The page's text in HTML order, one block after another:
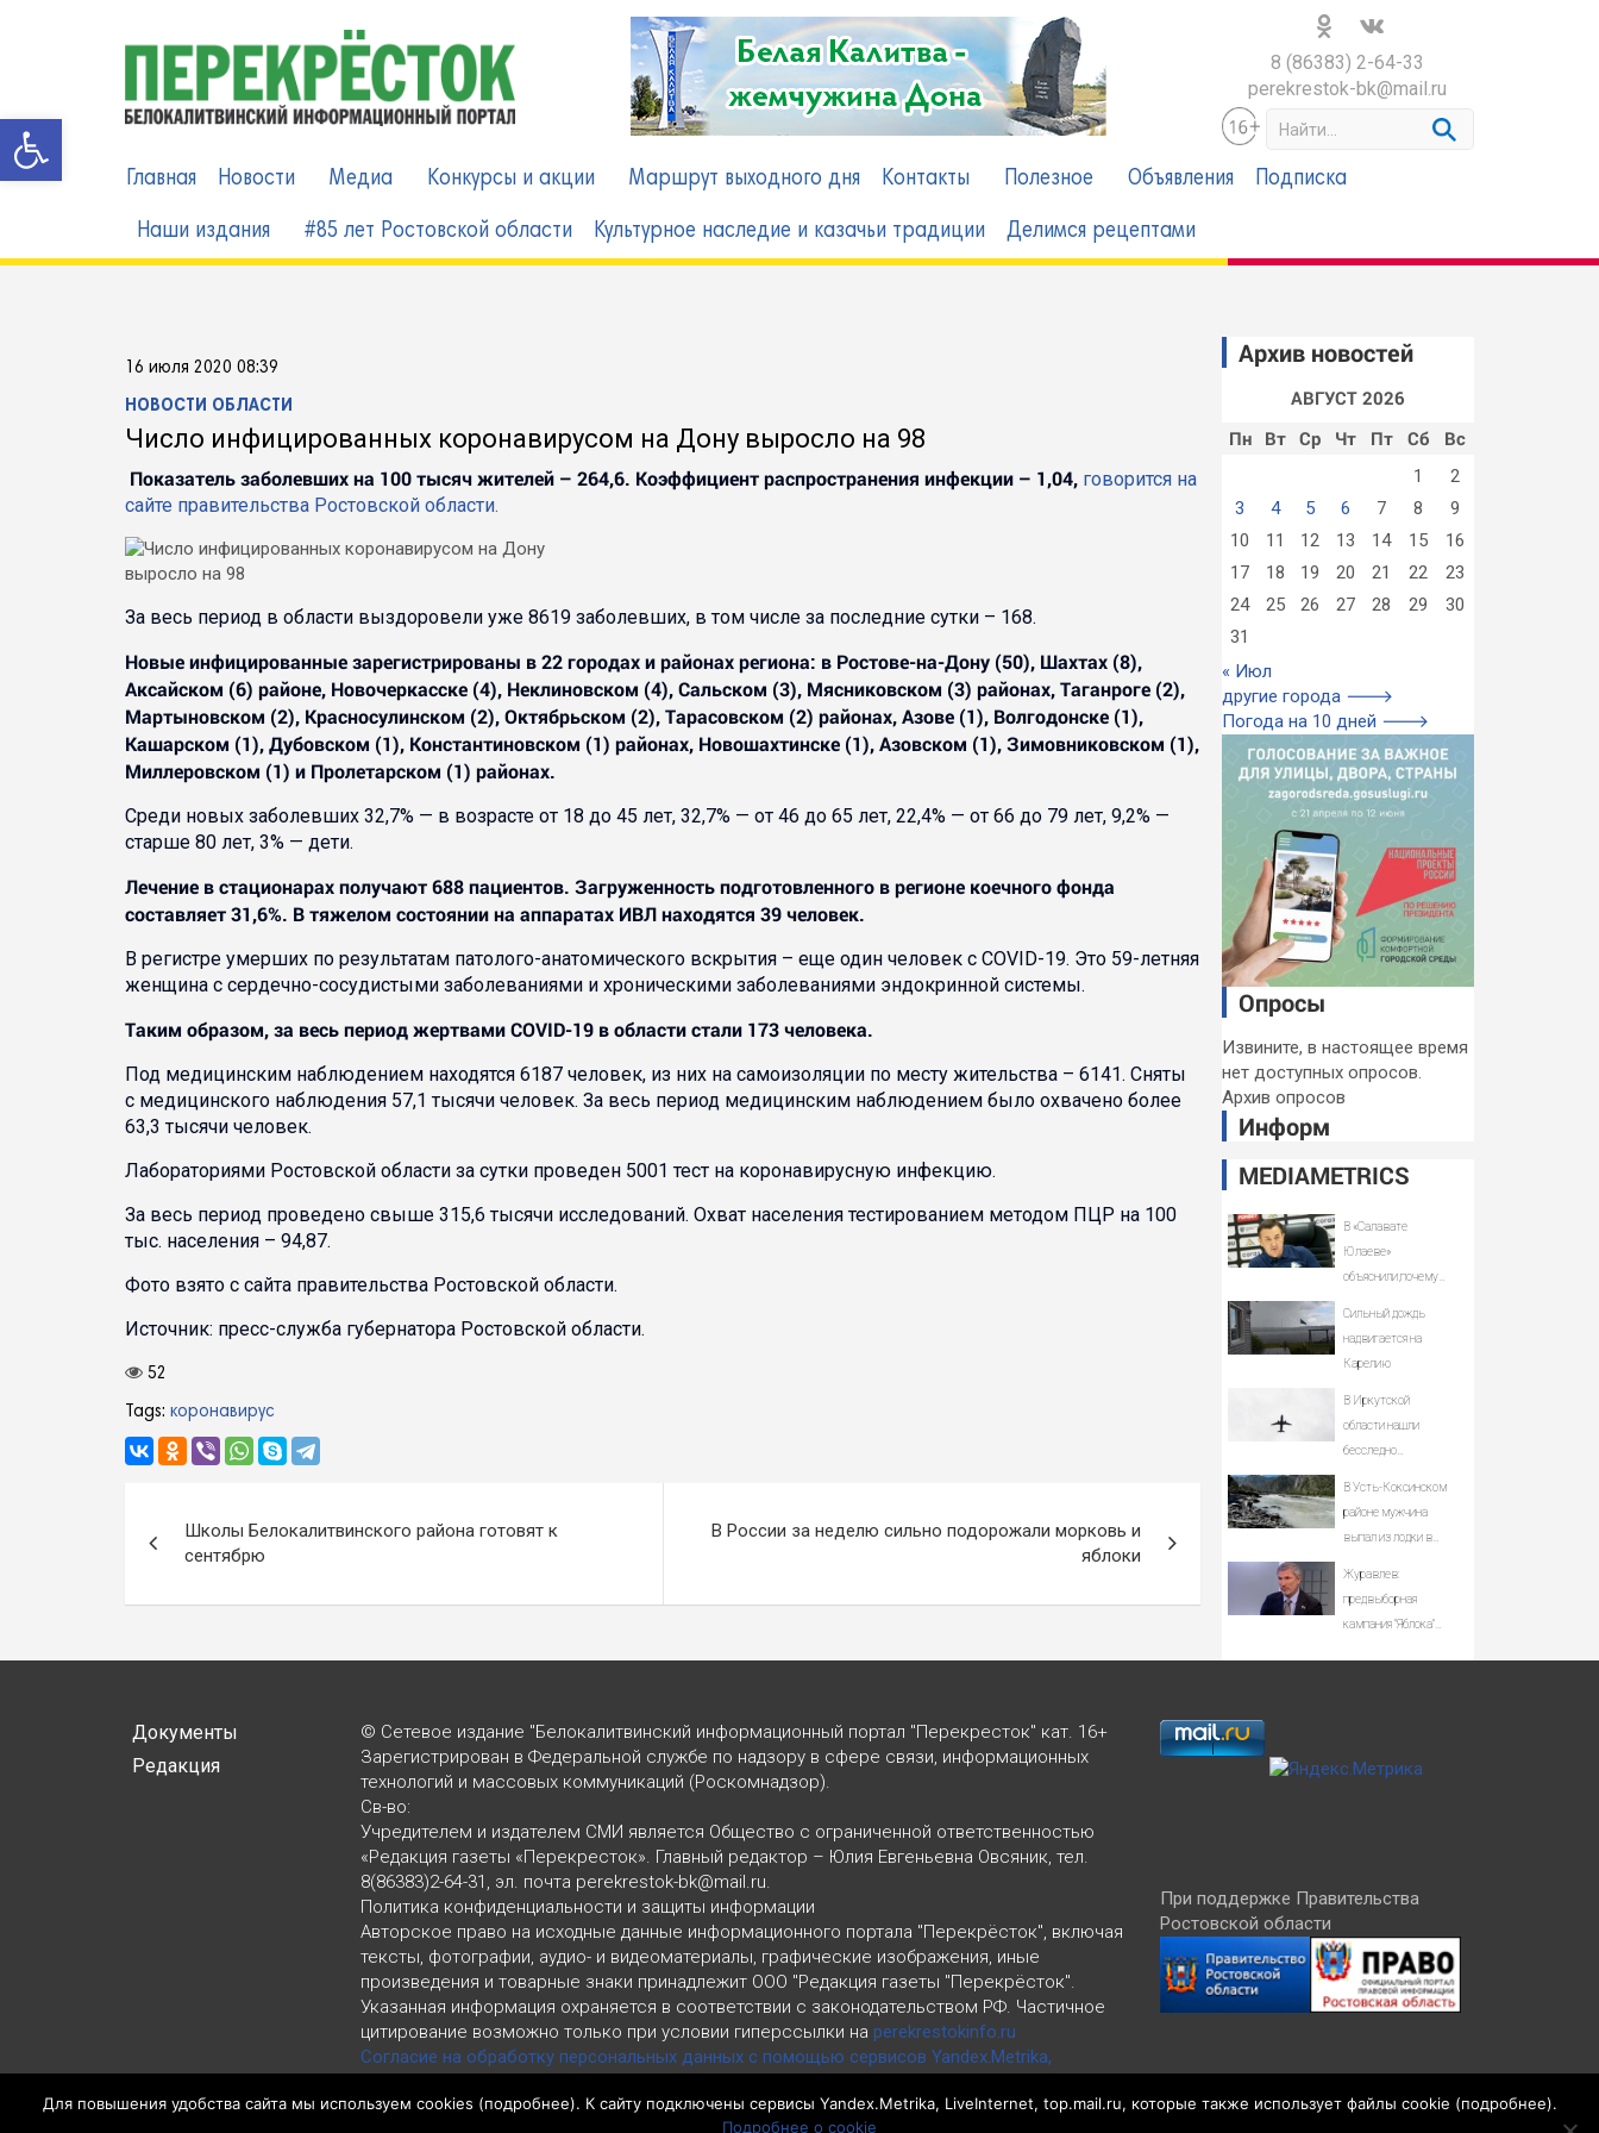
8 (86383) 2-64-33
perekrestok-bk@mail.ru
a
Главная Новости Медиа Конкурсы и акции Маршрут выходного дня Контакты Полезное Объявления Подписка
Наши издания #85 лет Ростовской области Культурное наследие и казачьи традиции Делимся рецептами
16 июля 2020 08:39
НОВОСТИ ОБЛАСТИ
Число инфицированных коронавирусом на Дону выросло на 98
Показатель заболевших на 100 тысяч жителей – 264,6. Коэффициент распространения инфекции – 1,04, говорится на
сайте правительства Ростовской области.
За весь период в области выздоровели уже 8619 заболевших, в том числе за последние сутки – 168.
Новые инфицированные зарегистрированы в 22 городах и районах региона: в Ростове-на-Дону (50), Шахтах (8),
Аксайском (6) районе, Новочеркасске (4), Неклиновском (4), Сальском (3), Мясниковском (3) районах, Таганроге (2),
Мартыновском (2), Красносулинском (2), Октябрьском (2), Тарасовском (2) районах, Азове (1), Волгодонске (1),
Кашарском (1), Дубовском (1), Константиновском (1) районах, Новошахтинске (1), Азовском (1), Зимовниковском (1),
Миллеровском (1) и Пролетарском (1) районах.
Среди новых заболевших 32,7% — в возрасте от 18 до 45 лет, 32,7% — от 46 до 65 лет, 22,4% — от 66 до 79 лет, 9,2% —
старше 80 лет, 3% — дети.
Лечение в стационарах получают 688 пациентов. Загруженность подготовленного в регионе коечного фонда
составляет 31,6%. В тяжелом состоянии на аппаратах ИВЛ находятся 39 человек.
В регистре умерших по результатам патолого-анатомического вскрытия – еще один человек с COVID-19. Это 59-летняя
женщина с сердечно-сосудистыми заболеваниями и хроническими заболеваниями эндокринной системы.
Таким образом, за весь период жертвами COVID-19 в области стали 173 человека.
Под медицинским наблюдением находятся 6187 человек, из них на самоизоляции по месту жительства – 6141. Сняты
с медицинского наблюдения 57,1 тысячи человек. За весь период медицинским наблюдением было охвачено более
63,3 тысячи человек.
Лабораториями Ростовской области за сутки проведен 5001 тест на коронавирусную инфекцию.
За весь период проведено свыше 315,6 тысячи исследований. Охват населения тестированием методом ПЦР на 100
тыс. населения – 94,87.
Фото взято с сайта правительства Ростовской области.
Источник: пресс-служба губернатора Ростовской области.
52
Tags: коронавирус
по
записям
Школы Белокалитвинского района готовят к
сентябрю
В России за неделю сильно подорожали морковь и
яблоки
Архив новостей
АВГУСТ 2026
Пн
Вт Ср Чт Пт Сб Вс
1
2
3
4 5 6 7 8
9
10
11 12 13 14 15
16
17
18 19 20 21 22
23
24
25 26 27 28 29
30
31
« Июл
другие города 🡒
Погода на 10 дней 🡒
Опросы
Извините, в настоящее время
нет доступных опросов.
Архив опросов
Информ
MEDIAMETRICS
В «Салавате
Юлаеве»
объяснили,почему
Сильный дождь
надвигается на
Карелию
В Иркутской
области нашли
бесследно
В Усть-Коксинском
районе мужчина
выпал из лодки в
Журавлев:
предвыборная
кампания "Яблока"
Документы
Редакция
© Сетевое издание "Белокалитвинский информационный портал "Перекресток" кат. 16+
Зарегистрирован в Федеральной службе по надзору в сфере связи, информационных
технологий и массовых коммуникаций (Роскомнадзор).
Св-во:
Учредителем и издателем СМИ является Общество с ограниченной ответственностью
«Редакция газеты «Перекресток». Главный редактор – Юлия Евгеньевна Овсяник, тел.
8(86383)2-64-31, эл. почта perekrestok-bk@mail.ru.
Политика конфиденциальности и защиты информации
Авторское право на исходные данные информационного портала "Перекрёсток", включая
тексты, фотографии, аудио- и видеоматериалы, графические изображения, иные
произведения и товарные знаки принадлежит ООО "Редакция газеты "Перекрёсток".
Указанная информация охраняется в соответствии с законодательством РФ. Частичное
цитирование возможно только при условии гиперссылки на perekrestokinfo.ru
Согласие на обработку персональных данных с помощью сервисов Yandex.Metrika,
Политика конфиденциальности и защиты информации
При поддержке Правительства
Ростовской области
Открыть панель инструментов
Для повышения удобства сайта мы используем cookies (подробнее). К сайту подключены сервисы Yandex.Metrika, LiveInternet, top.mail.ru, которые также использует файлы cookie (подробнее).
Подробнее о cookie